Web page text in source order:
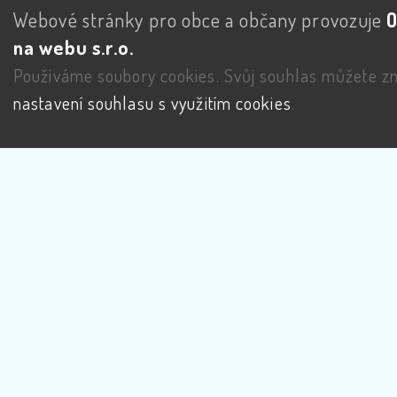
Webové stránky pro obce a občany provozuje
na webu s.r.o.
Používáme soubory cookies. Svůj souhlas můžete
nastavení souhlasu s využitím cookies.